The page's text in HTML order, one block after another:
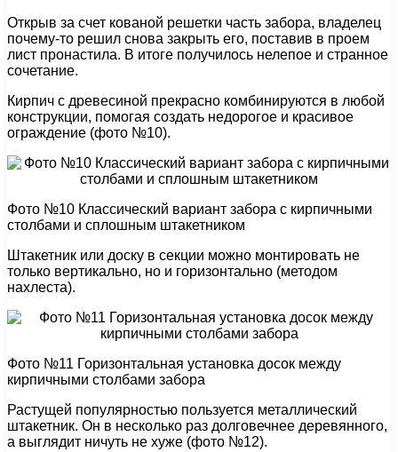
Открыв за счет кованой решетки часть забора, владелец
почему-то решил снова закрыть его, поставив в проем
лист пронастила. В итоге получилось нелепое и странное
сочетание.
Кирпич с древесиной прекрасно комбинируются в любой
конструкции, помогая создать недорогое и красивое
ограждение (фото №10).
Фото №10 Классический вариант забора с кирпичными
столбами и сплошным штакетником
Штакетник или доску в секции можно монтировать не
только вертикально, но и горизонтально (методом
нахлеста).
Фото №11 Горизонтальная установка досок между
кирпичными столбами забора
Растущей популярностью пользуется металлический
штакетник. Он в несколько раз долговечнее деревянного,
а выглядит ничуть не хуже (фото №12).